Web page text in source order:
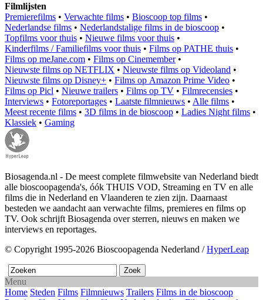
Filmlijsten
Premierefilms • Verwachte films • Bioscoop top films •
Nederlandse films • Nederlandstalige films in de bioscoop •
Topfilms voor thuis • Nieuwe films voor thuis •
Kinderfilms / Familiefilms voor thuis • Films op PATHE thuis •
Films op meJane.com • Films op Cinemember•
Nieuwste films op NETFLIX • Nieuwste films op Videoland •
Nieuwste films op Disney+ • Films op Amazon Prime Video •
Films op Picl • Nieuwe trailers • Films op TV • Filmrecensies •
Interviews • Fotoreportages • Laatste filmnieuws • Alle films •
Meest recente films • 3D films in de bioscoop • Ladies Night films •
Klassiek • Gaming
Biosagenda.nl - De meest complete filmwebsite van Nederland biedt
alle bioscoopagenda's, óók THUIS VOD, Streaming en TV en alle
films die in Nederland en Vlaanderen te zien zijn. Daarnaast
besteden we aandacht aan verwachte films, premieres en films op
TV. Ook schrijft Biosagenda over sterren, nieuws en maken we
interviews en reportages.
© Copyright 1995-2026 Bioscoopagenda Nederland /HyperLeap
Menu
Home Steden Films Filmnieuws Trailers Films in de bioscoop